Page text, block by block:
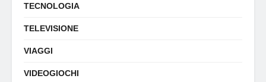
TECNOLOGIA
TELEVISIONE
VIAGGI
VIDEOGIOCHI